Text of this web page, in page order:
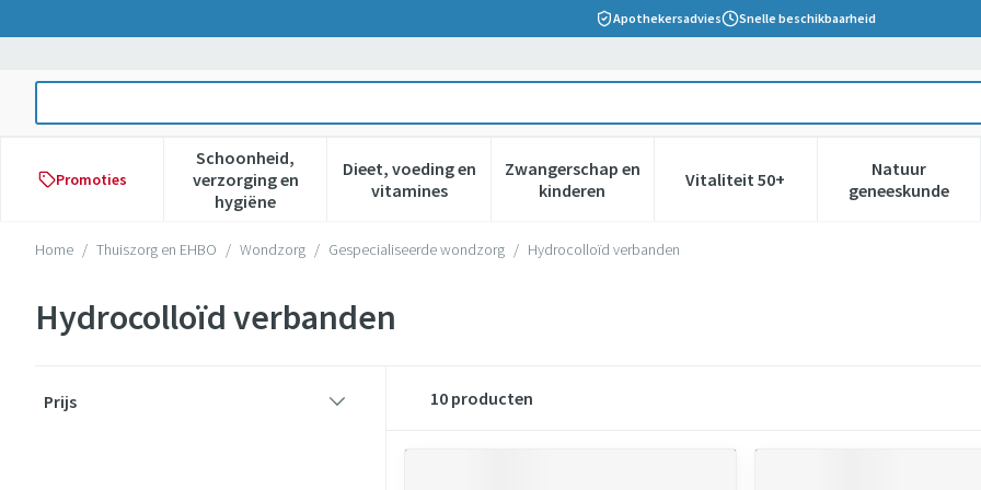
Apothekersadvies Snelle beschikbaarheid
Promoties
Schoonheid,
verzorging en
hygiëne
Toon submenu voor Schoonheid, verzorging en hygiëne categorie
Dieet, voeding en
vitaminesToon submenu voor Dieet, voeding en vitamines categorie
Zwangerschap en
kinderenToon submenu voor Zwangerschap en kinderen
Vitaliteit 50+Toon submenu voor Vitaliteit
Natuur
geneeskunde
Toon
Home / Thuiszorg en EHBO / Wondzorg / Gespecialiseerde wondzorg / Hydrocolloïd verbanden
Hydrocolloïd verbanden
Prijs
10 producten